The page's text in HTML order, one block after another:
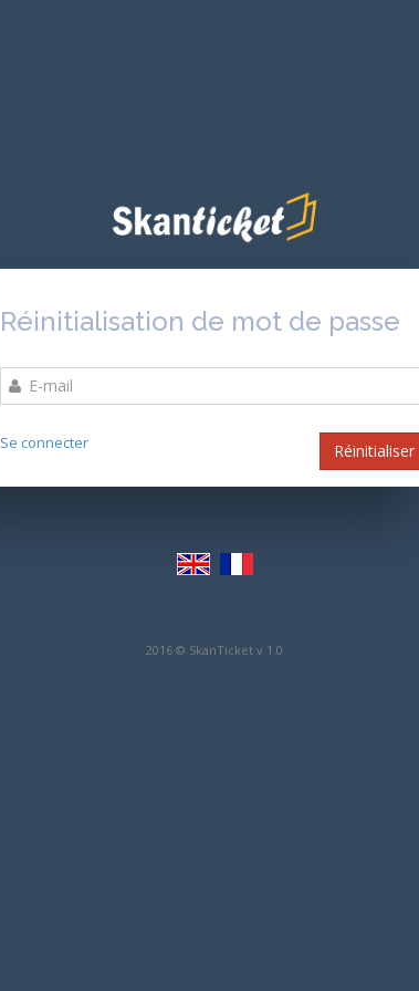
Réinitialisation de mot de passe
Se connecter
2016 © SkanTicket v 1.0